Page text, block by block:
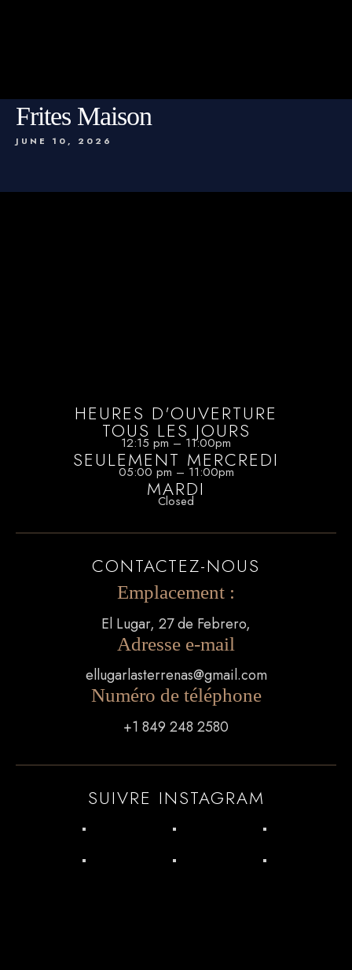
Frites Maison
JUNE 10, 2026
HEURES D'OUVERTURE
TOUS LES JOURS
12:15 pm – 11:00pm
SEULEMENT MERCREDI
05:00 pm – 11:00pm
MARDI
Closed
CONTACTEZ-NOUS
Emplacement :
El Lugar, 27 de Febrero,
Adresse e-mail
ellugarlasterrenas@gmail.com
Numéro de téléphone
+1 849 248 2580
SUIVRE INSTAGRAM